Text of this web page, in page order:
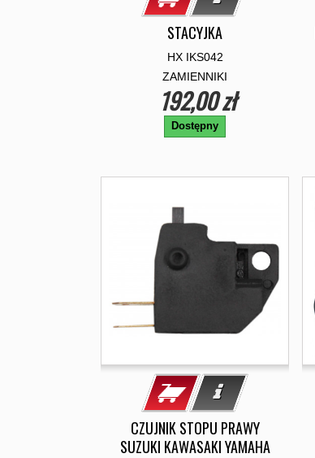
STACYJKA
HX IKS042
ZAMIENNIKI
192,00 zł
Dostępny
CZUJNIK STOPU PRAWY
SUZUKI KAWASAKI YAMAHA